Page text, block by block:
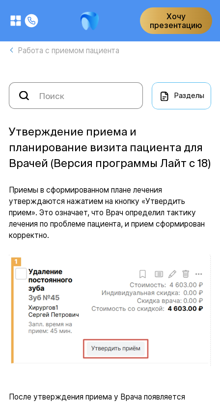
Хочу
презентацию
Работа с приемом пациента
Разделы
Утверждение приема и
планирование визита пациента для
Врачей (Версия программы Лайт с 18)
Приемы в сформированном плане лечения
утверждаются нажатием на кнопку «Утвердить
прием». Это означает, что Врач определил тактику
лечения по проблеме пациента, и прием сформирован
корректно.
После утверждения приема у Врача появляется